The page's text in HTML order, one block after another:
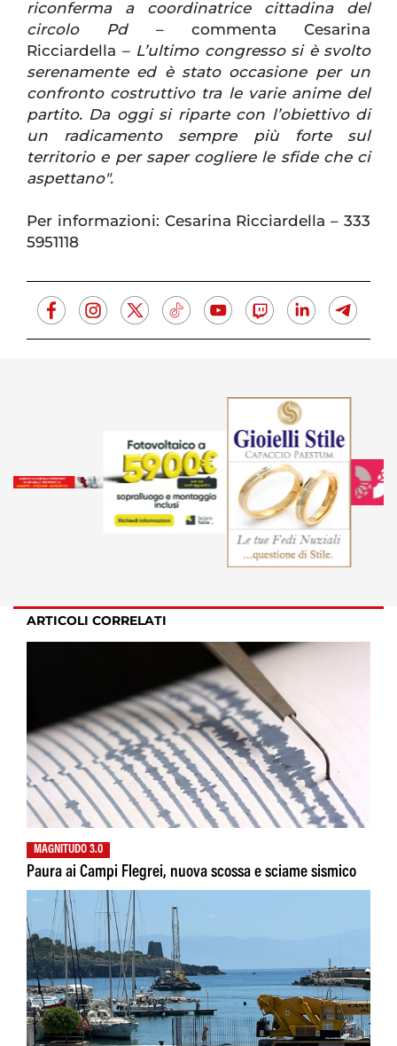
riconferma a coordinatrice cittadina del
circolo Pd– commenta Cesarina
Ricciardella –L’ultimo congresso si è svolto
serenamente ed è stato occasione per un
confronto costruttivo tra le varie anime del
partito. Da oggi si riparte con l’obiettivo di
un radicamento sempre più forte sul
territorio e per saper cogliere le sfide che ci
aspettano".
Per informazioni: Cesarina Ricciardella – 333
5951118
ARTICOLI CORRELATI
MAGNITUDO 3.0
Paura ai Campi Flegrei, nuova scossa e sciame sismico